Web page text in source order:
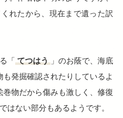
れたから、現在まで遺った訳
「 てつはう 」のお蔭で、海底
も発掘確認されたりしているよ
巻物だから傷みも激しく、修復
はない部分もあるようです。